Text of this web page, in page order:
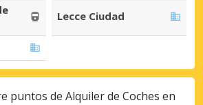
Lecce Ciudad
puntos de Alquiler de Coches en